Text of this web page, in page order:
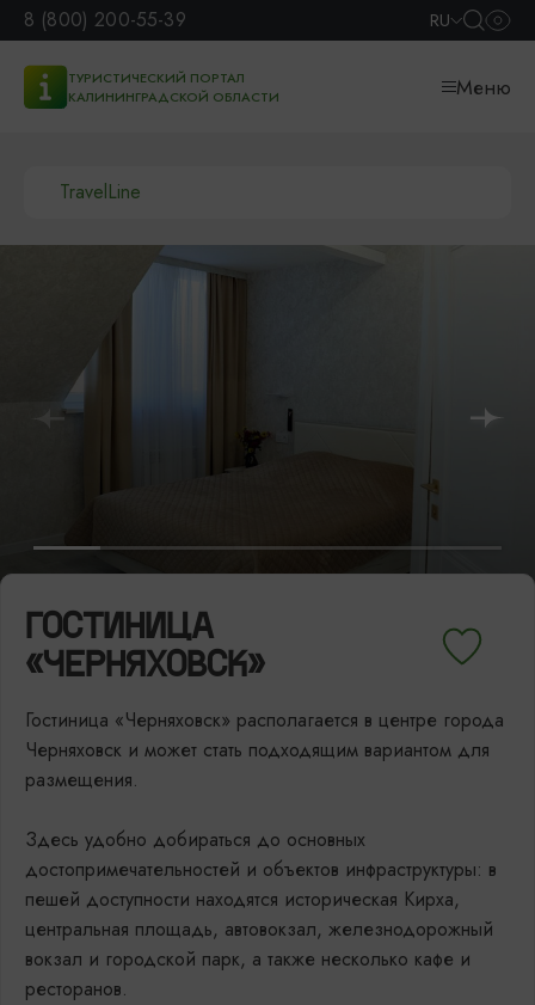
8 (800) 200-55-39 RU
ТУРИСТИЧЕСКИЙ ПОРТАЛ
КАЛИНИНГРАДСКОЙ ОБЛАСТИ
Меню
TravelLine
ГОСТИНИЦА
«ЧЕРНЯХОВСК»
Гостиница «Черняховск» располагается в центре города
Черняховск и может стать подходящим вариантом для
размещения.
Здесь удобно добираться до основных
достопримечательностей и объектов инфраструктуры: в
пешей доступности находятся историческая Кирха,
центральная площадь, автовокзал, железнодорожный
вокзал и городской парк, а также несколько кафе и
ресторанов.